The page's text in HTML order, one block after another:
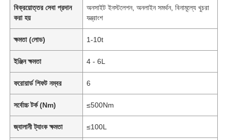
বিক্রয়োত্তর সেবা প্রদান
করা হয়
অনসাইট ইনস্টলেশন, অনলাইন সমর্থন, বিনামূল্যে খুচরা
যন্ত্রাংশ
ক্ষমতা (লোড) 1-10t
ইঞ্জিন ক্ষমতা 4 - 6L
ফরোয়ার্ড শিফট নম্বর 6
সর্বোচ্চ টর্ক (Nm) ≤500Nm
জ্বালানী ট্যাংক ক্ষমতা ≤100L